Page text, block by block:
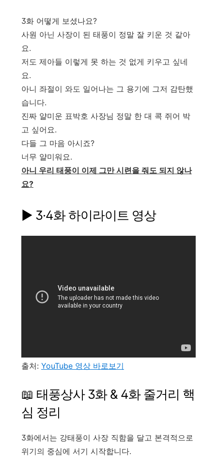
3화 어떻게 보셨나요?
사원 아닌 사장이 된 태풍이 정말 잘 키운 것 같아
요.
저도 제아들 이렇게 못 하는 것 없게 키우고 싶네
요.
아니 좌절이 와도 일어나는 그 용기에 그저 감탄했
습니다.
진짜 얄미운 표박호 사장님 정말 한 대 콕 쥐어 박
고 싶어요.
다들 그 마음 아시죠?
너무 얄미워요.
아니 우리 태풍이 이제 그만 시련을 줘도 되지 않나
요?
▶ 3·4화 하이라이트 영상
출처: YouTube 영상 바로보기
📖 태풍상사 3화 & 4화 줄거리 핵
심 정리
3화에서는 강태풍이 사장 직함을 달고 본격적으로
위기의 중심에 서기 시작합니다.